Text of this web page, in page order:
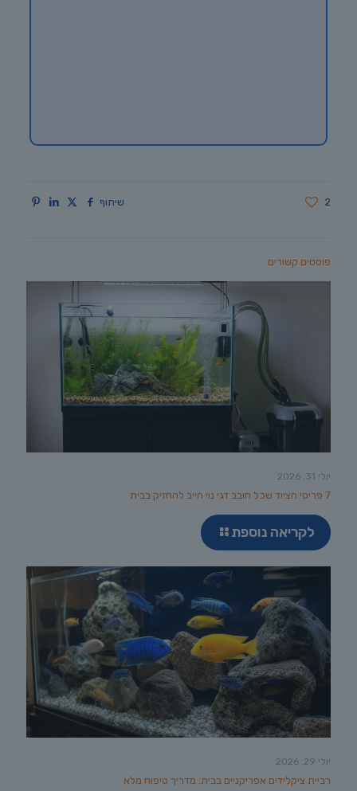
שיתוף 2
פוסטים קשורים
יולי 31, 2026
7 פריטי הציוד שכל חובב דגי נוי חייב להחזיק בבית
לקריאה נוספת
יולי 29, 2026
רביית ציקלידים אפריקניים בבית: מדריך טיפוח מלא